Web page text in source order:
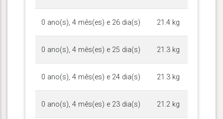
0 ano(s), 4 mês(es) e 26 dia(s) 21.4 kg
0 ano(s), 4 mês(es) e 25 dia(s) 21.3 kg
0 ano(s), 4 mês(es) e 24 dia(s) 21.3 kg
0 ano(s), 4 mês(es) e 23 dia(s) 21.2 kg